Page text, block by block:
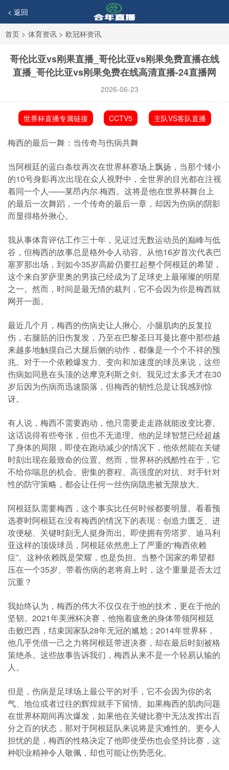
< 返回
首页 > 体育资讯 > 欧冠杯资讯
哥伦比亚vs刚果直播_哥伦比亚vs刚果免费直播在线
直播_哥伦比亚vs刚果免费在线高清直播-24直播网
2026-06-23
世界杯直播专属链接 CCTV5 主队VS客队直播
梅西的最后一舞：当传奇与伤病共舞
当阿根廷的蓝白条纹再次在世界杯赛场上飘扬，当那个矮小
的10号身影再次出现在众人视野中，全世界的目光都在注视
着同一个人——莱昂内尔·梅西。这将是他在世界杯舞台上
的最后一次舞蹈，一个传奇的最后一章，却因为伤病的阴影
而显得格外揪心。
我从事体育评估工作三十年，见证过无数运动员的巅峰与低
谷，但梅西的故事总是格外令人动容。从他16岁首次代表巴
塞罗那出场，到如今35岁高龄仍要扛起整个阿根廷的希望，
这个来自罗萨里奥的男孩已经成为了足球史上最璀璨的明星
之一。然而，时间是最无情的裁判，它不会因为你是梅西就
网开一面。
最近几个月，梅西的伤病史让人揪心。小腿肌肉的反复拉
伤，右腿筋的旧伤复发，乃至在巴黎圣日耳曼比赛中那些越
来越多地触摸自己大腿后侧的动作，都像是一个个不祥的预
兆。对于一个依赖爆发力、变向和加速度的球员来说，这些
伤病如同悬在头顶的达摩克利斯之剑。我见过太多天才在30
岁后因为伤病而迅速陨落，但梅西的韧性总是让我感到惊
讶。
有人说，梅西不需要跑动，他只需要走走路就能改变比赛。
这话说得有些夸张，但也不无道理。他的足球智慧已经超越
了身体的局限，即使在跑动减少的情况下，他依然能在关键
时刻出现在最致命的位置。然而，世界杯的残酷性在于，它
不给你喘息的机会。密集的赛程、高强度的对抗、对手针对
性的防守策略，都会让任何一丝伤病隐患被无限放大。
阿根廷队需要梅西，这个事实比任何时候都要明显。看看预
选赛时阿根廷在没有梅西的情况下的表现：创造力匮乏、进
攻便秘、关键时刻无人挺身而出。即使拥有劳塔罗、迪马利
亚这样的顶级球员，阿根廷依然患上了严重的“梅西依赖
症”。这种依赖既是荣耀，也是负担。当整个国家的希望都
压在一个35岁、带着伤病的老将肩上时，这个重量是否太过
沉重？
我始终认为，梅西的伟大不仅仅在于他的技术，更在于他的
坚韧。2021年美洲杯决赛，他拖着疲惫的身体带领阿根廷
击败巴西，结束国家队28年无冠的尴尬；2014年世界杯，
他几乎凭借一己之力将阿根廷带进决赛，却在最后时刻被格
策绝杀。这些故事告诉我们，梅西从来不是一个轻易认输的
人。
但是，伤病是足球场上最公平的对手，它不会因为你的名
气、地位或者过往的辉煌就手下留情。如果梅西的肌肉问题
在世界杯期间再次爆发，如果他在关键比赛中无法发挥出百
分之百的状态，那对于阿根廷队来说将是灾难性的。更令人
担忧的是，梅西的性格决定了他即使受伤也会坚持比赛，这
种职业精神令人敬佩，却也可能让伤势恶化。